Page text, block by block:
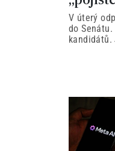
V úterý
do
kandidátů.